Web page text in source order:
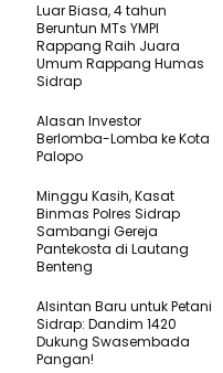
Luar Biasa, 4 tahun
Beruntun MTs YMPI
Rappang Raih Juara
Umum Rappang Humas
Sidrap
Alasan Investor
Berlomba-Lomba ke Kota
Palopo
Minggu Kasih, Kasat
Binmas Polres Sidrap
Sambangi Gereja
Pantekosta di Lautang
Benteng
Alsintan Baru untuk Petani
Sidrap: Dandim 1420
Dukung Swasembada
Pangan!